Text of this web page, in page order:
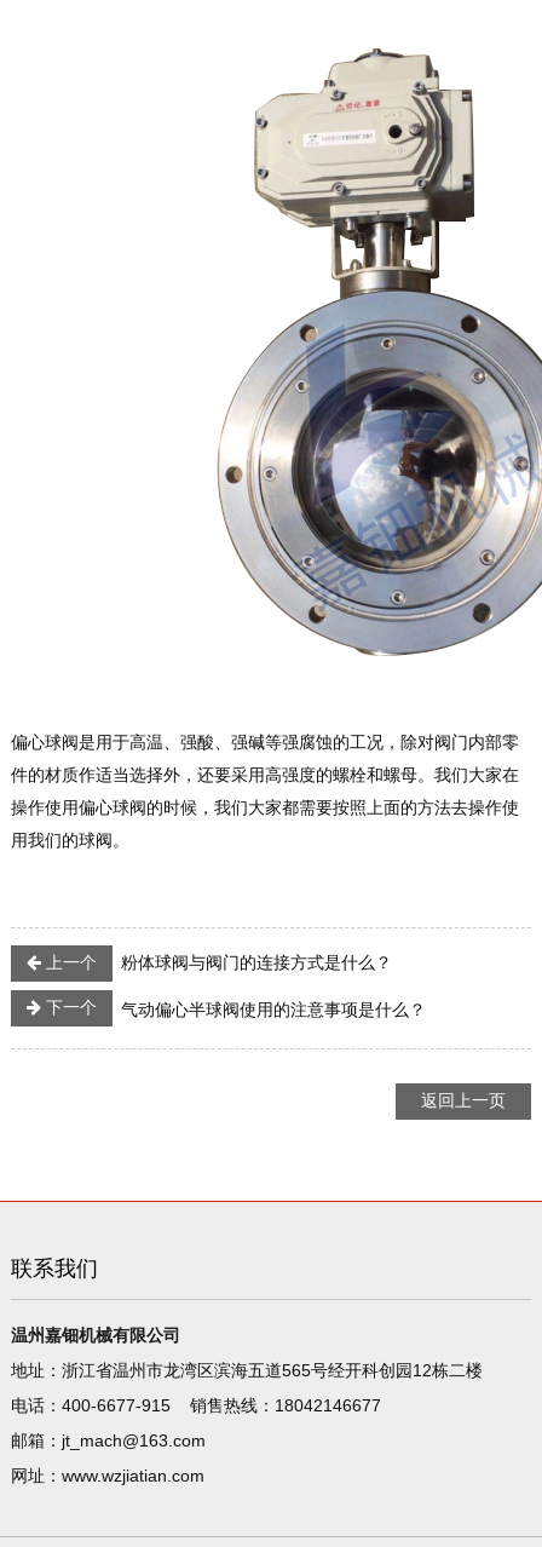
偏心球阀是用于高温、强酸、强碱等强腐蚀的工况，除对阀门内部零
件的材质作适当选择外，还要采用高强度的螺栓和螺母。我们大家在
操作使用偏心球阀的时候，我们大家都需要按照上面的方法去操作使
用我们的球阀。
上一个 粉体球阀与阀门的连接方式是什么？
下一个 气动偏心半球阀使用的注意事项是什么？
返回上一页
联系我们
温州嘉钿机械有限公司
地址：浙江省温州市龙湾区滨海五道565号经开科创园12栋二楼
电话：400-6677-915 销售热线：18042146677
邮箱： jt_mach@163.com
网址： www.wzjiatian.com